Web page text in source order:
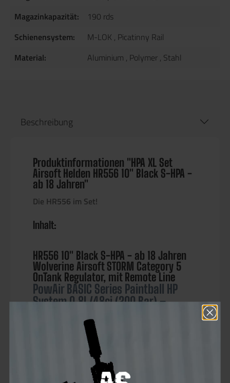
Magazinkapazität:
190 rds
Schienensystem:
M-LOK , Picatinny Rail
Material:
Aluminium , Polymer , Stahl
Beschreibung
Produktinformationen "HPA XL Set
Airsoft Helden HR556 10" Black S-HPA -
ab 18 Jahren"
Die HR556 im Set!
Inhalt:
HR556 10" Black S-HPA - ab 18 Jahren
Wolverine Airsoft STORM Category 5
OnTank Regulator, mit Remote Line
PowAir BASIC Series Paintball HP
System 0,8L/48ci (200 Bar) –